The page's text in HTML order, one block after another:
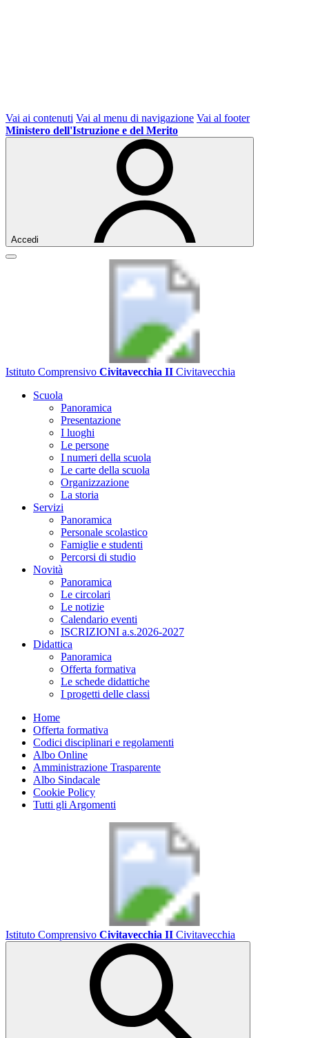
Vai ai contenuti Vai al menu di navigazione Vai al footer
Ministero dell'Istruzione e del Merito
Accedi
Istituto Comprensivo Civitavecchia II Civitavecchia
Scuola
Panoramica
Presentazione
I luoghi
Le persone
I numeri della scuola
Le carte della scuola
Organizzazione
La storia
Servizi
Panoramica
Personale scolastico
Famiglie e studenti
Percorsi di studio
Novità
Panoramica
Le circolari
Le notizie
Calendario eventi
ISCRIZIONI a.s.2026-2027
Didattica
Panoramica
Offerta formativa
Le schede didattiche
I progetti delle classi
Home
Offerta formativa
Codici disciplinari e regolamenti
Albo Online
Amministrazione Trasparente
Albo Sindacale
Cookie Policy
Tutti gli Argomenti
Istituto Comprensivo Civitavecchia II Civitavecchia